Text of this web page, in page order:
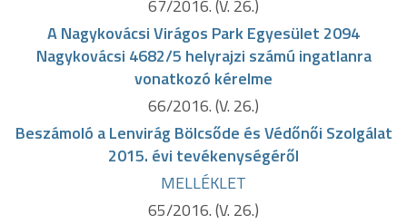
67/2016. (V. 26.)
A Nagykovácsi Virágos Park Egyesület 2094
Nagykovácsi 4682/5 helyrajzi számú ingatlanra
vonatkozó kérelme
66/2016. (V. 26.)
Beszámoló a Lenvirág Bölcsőde és Védőnői Szolgálat
2015. évi tevékenységéről
MELLÉKLET
65/2016. (V. 26.)